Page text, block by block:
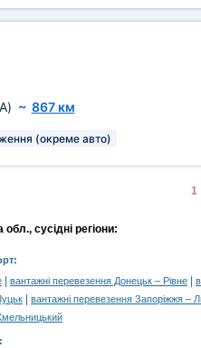
~ 867 км
(окреме авто)
1
сусідні регіони:
вантажні перевезення Донецьк – Рівне
вантажні перевезення Запоріжжя –
: